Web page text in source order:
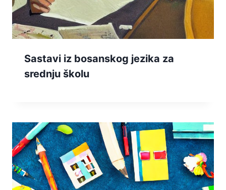
Sastavi iz bosanskog jezika za
srednju školu